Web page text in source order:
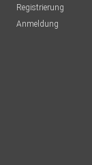
Registrierung
Anmeldung